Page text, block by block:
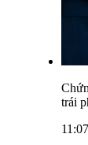
trái